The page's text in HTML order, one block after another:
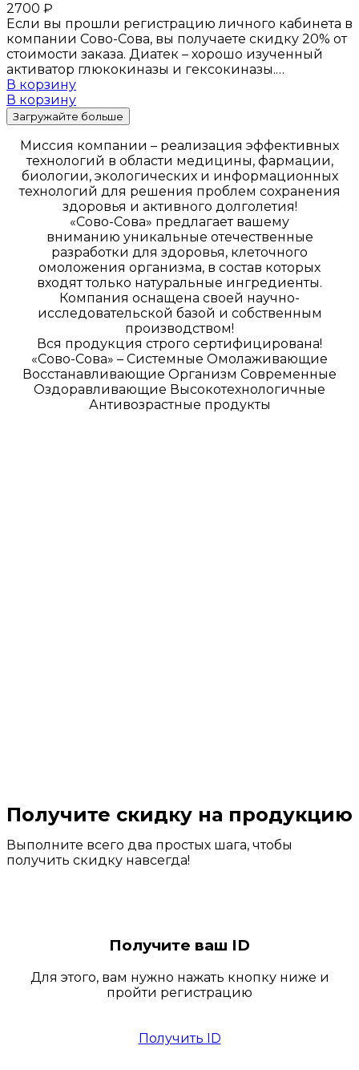
2700 ₽
Если вы прошли регистрацию личного кабинета в
компании Сово-Сова, вы получаете скидку 20% от
стоимости заказа. Диатек – хорошо изученный
активатор глюкокиназы и гексокиназы.…
В корзину
В корзину
Загружайте больше
Миссия компании – реализация эффективных
технологий в области медицины, фармации,
биологии, экологических и информационных
технологий для решения проблем сохранения
здоровья и активного долголетия!
«Сово-Сова» предлагает вашему
вниманию уникальные отечественные
разработки для здоровья, клеточного
омоложения организма, в состав которых
входят только натуральные ингредиенты.
Компания оснащена своей научно-
исследовательской базой и собственным
производством!
Вся продукция строго сертифицирована!
«Сово-Сова» – Системные Омолаживающие
Восстанавливающие Организм Современные
Оздоравливающие Высокотехнологичные
Антивозрастные продукты
Получите скидку на продукцию
Выполните всего два простых шага, чтобы
получить скидку навсегда!
Получите ваш ID
Для этого, вам нужно нажать кнопку ниже и
пройти регистрацию
Получить ID